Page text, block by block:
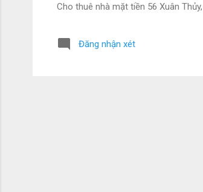
Cho thuê nhà mặt tiền 56 Xuân
Đăng nhận xét